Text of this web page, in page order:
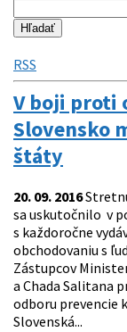
RSS
V boji proti
Slovensko
štáty
20. 09. 2016
sa uskutočnilo v
s každoročne
obchodovaniu s
Zástupcov
a Chada Salitana
odboru prevencie
Slovenská...